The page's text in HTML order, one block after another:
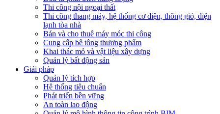
Thi công nội ngoại thất
Thi công thang máy, hệ thống cơ điện, thông gió, điện
lạnh tòa nhà
Bán và cho thuê máy móc thi công
Cung cấp bê tông thương phẩm
Khai thác mỏ và vật liệu xây dựng
Quản lý bất động sản
Giải pháp
Quản lý tích hợp
Hệ thống tiêu chuẩn
Phát triển bền vững
An toàn lao động